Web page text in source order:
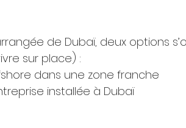
de Dubaï, deux options
sur place) :
dans une zone franche
installée à Dubaï